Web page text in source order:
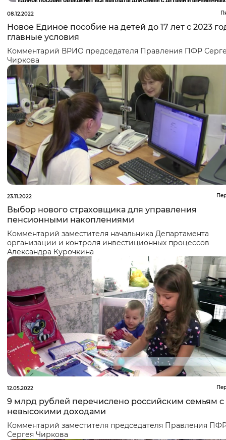
08.12.2022
Новое Единое пособие на детей до 17 лет с 2023
главные условия
Комментарий ВРИО председателя Правления ПФР
Чиркова
23.11.2022
Выбор нового страховщика для управления
пенсионными накоплениями
Комментарий заместителя начальника Департамента
организации и контроля инвестиционных процессов
Александра Курочкина
12.05.2022
9 млрд рублей перечислено российским семьям с
невысокими доходами
Комментарий заместителя председателя Правления
Сергея Чиркова